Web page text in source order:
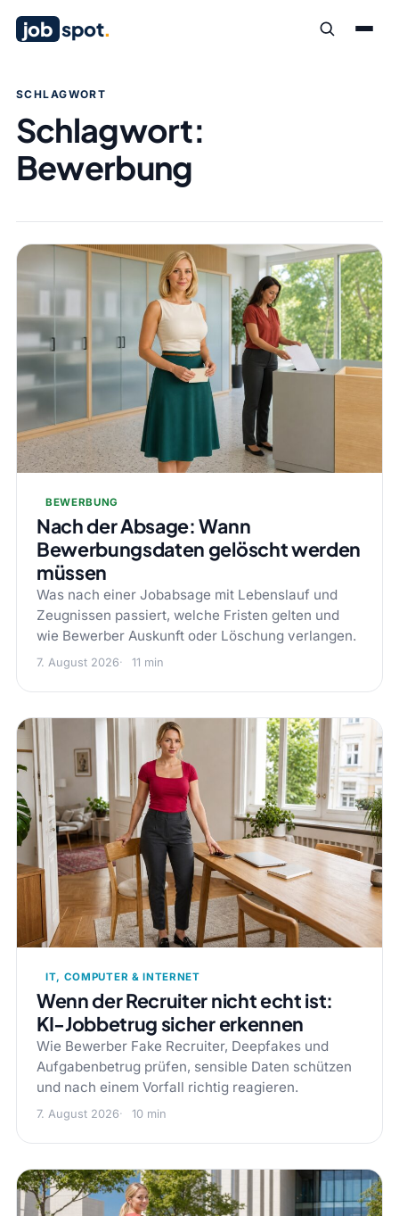
job spot.
SCHLAGWORT
Schlagwort:
Bewerbung
BEWERBUNG
Nach der Absage: Wann
Bewerbungsdaten gelöscht werden
müssen
Was nach einer Jobabsage mit Lebenslauf und
Zeugnissen passiert, welche Fristen gelten und
wie Bewerber Auskunft oder Löschung verlangen.
7. August 2026 11 min
IT, COMPUTER & INTERNET
Wenn der Recruiter nicht echt ist:
KI-Jobbetrug sicher erkennen
Wie Bewerber Fake Recruiter, Deepfakes und
Aufgabenbetrug prüfen, sensible Daten schützen
und nach einem Vorfall richtig reagieren.
7. August 2026 10 min